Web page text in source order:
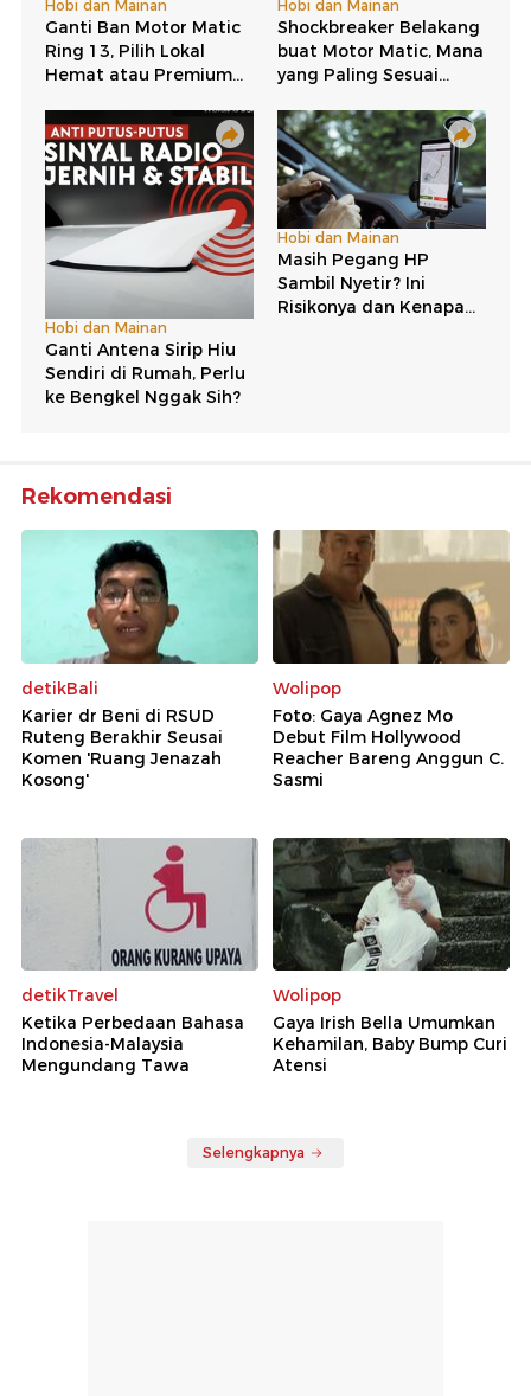
Rekomendasi
detikBali
Karier dr Beni di RSUD
Ruteng Berakhir Seusai
Komen 'Ruang Jenazah
Kosong'
Wolipop
Foto: Gaya Agnez Mo
Debut Film Hollywood
Reacher Bareng Anggun C.
Sasmi
detikTravel
Ketika Perbedaan Bahasa
Indonesia-Malaysia
Mengundang Tawa
Wolipop
Gaya Irish Bella Umumkan
Kehamilan, Baby Bump Curi
Atensi
Selengkapnya